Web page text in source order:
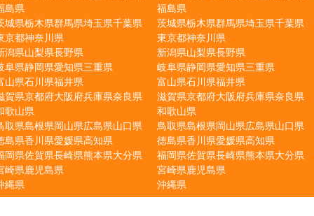
島県
城県栃木県群馬県埼玉県千葉県
京都神奈川県
潟県山梨県長野県
阜県静岡県愛知県三重県
山県石川県福井県
賀県京都府大阪府兵庫県奈良県
歌山県
取県島根県岡山県広島県山口県
島県香川県愛媛県高知県
岡県佐賀県長崎県熊本県大分県
崎県鹿児島県
縄県
福島県
茨城県栃木県群馬県埼玉県千葉県
東京都神奈川県
新潟県山梨県長野県
岐阜県静岡県愛知県三重県
富山県石川県福井県
滋賀県京都府大阪府兵庫県奈良県
和歌山県
鳥取県島根県岡山県広島県山口県
徳島県香川県愛媛県高知県
福岡県佐賀県長崎県熊本県大分県
宮崎県鹿児島県
沖縄県